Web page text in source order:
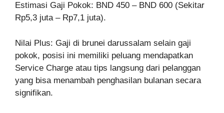
Estimasi Gaji Pokok: BND 450 – BND 600 (Sekitar
Rp5,3 juta – Rp7,1 juta).
Nilai Plus: Gaji di brunei darussalam selain gaji
pokok, posisi ini memiliki peluang mendapatkan
Service Charge atau tips langsung dari pelanggan
yang bisa menambah penghasilan bulanan secara
signifikan.